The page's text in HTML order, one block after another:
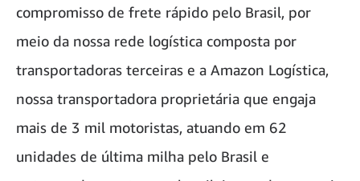
compromisso de frete rápido pelo Brasil, por
meio da nossa rede logística composta por
transportadoras terceiras e a Amazon Logística,
nossa transportadora proprietária que engaja
mais de 3 mil motoristas, atuando em 62
unidades de última milha pelo Brasil e